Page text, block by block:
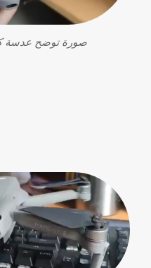
صورة توضح عدسة